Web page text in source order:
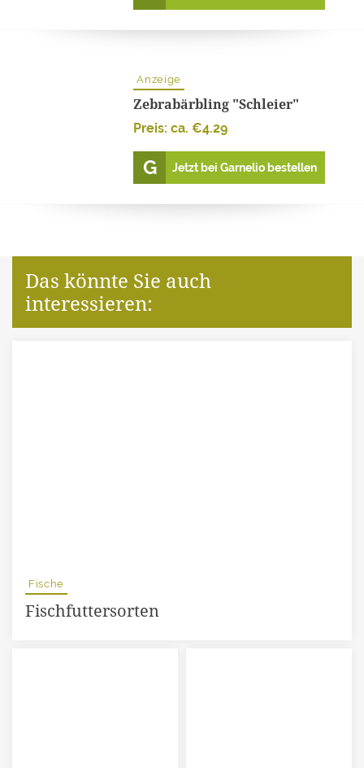
Anzeige
Zebrabärbling "Schleier"
Preis: ca.€4.29
Jetzt bei Garnelio bestellen
Das könnte Sie auch
interessieren:
Fische
Fischfuttersorten